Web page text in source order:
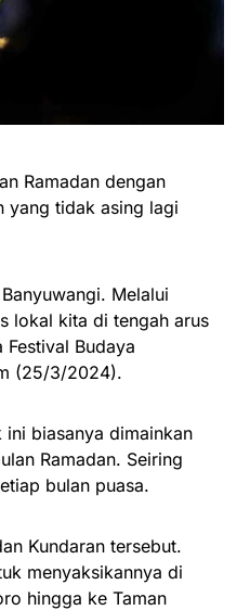
Ramadan dengan
yang tidak asing lagi
Melalui
lokal kita di tengah arus
Budaya
(25/3/2024).
biasanya dimainkan
Ramadan. Seiring
bulan puasa.
Kundaran tersebut.
menyaksikannya di
hingga ke Taman